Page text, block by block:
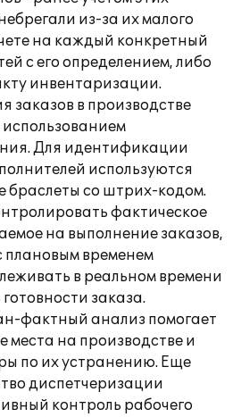
из-за их малого
на каждый конкретный
с его определением, либо
инвентаризации.
заказов в производстве
использованием
Для идентификации
используются
браслеты со штрих-кодом.
фактическое
на выполнение заказов,
плановым временем
в реальном времени
заказа.
фактный анализ помогает
места на производстве и
по их устранению. Еще
диспетчеризации
контроль рабочего